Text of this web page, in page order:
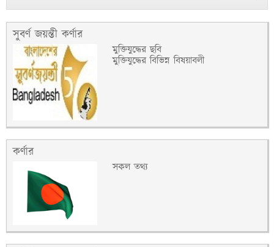
সুবর্ণ জয়ন্তী কর্ণার
মুক্তিযুদ্ধের ছবি
মুক্তিযুদ্ধের বিভিন্ন বিষয়াবলী
কর্ণার
সকল তথ্য